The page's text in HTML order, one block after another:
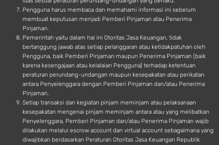
Pengguna harus membaca dan memahami informasi ini sebelum
membuat keputusan menjadi Pemberi Pinjaman atau Penerima
Pinjaman.
Pemerintah yaitu dalam hal ini Otoritas Jasa Keuangan, tidak
bertanggung jawab atas setiap pelanggaran atau ketidakpatuhan oleh
Pengguna, baik Pemberi Pinjaman maupun Penerima Pinjaman (baik
karena kesengajaan atau kelalaian Pengguna) terhadap ketentuan
peraturan perundang-undangan maupun kesepakatan atau perikatan
antara Penyelenggara dengan Pemberi Pinjaman dan/atau Penerima
Pinjaman.
Setiap transaksi dan kegiatan pinjam meminjam atau pelaksanaan
kesepakatan mengenai pinjam meminjam antara atau yang melibatkan
Penyelenggara, Pemberi Pinjaman dan/atau Penerima Pinjaman wajib
dilakukan melalui escrow account dan virtual account sebagaimana yang
diwajibkan berdasarkan Peraturan Otoritas Jasa Keuangan Republik